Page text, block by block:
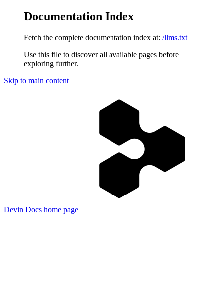
Documentation Index
Fetch the complete documentation index at: /llms.txt
Use this file to discover all available pages before
exploring further.
Skip to main content
Devin Docs home page